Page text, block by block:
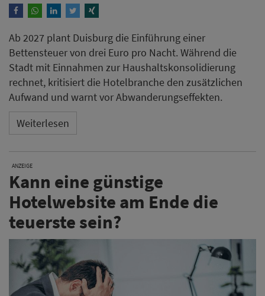
Ab 2027 plant Duisburg die Einführung einer
Bettensteuer von drei Euro pro Nacht. Während die
Stadt mit Einnahmen zur Haushaltskonsolidierung
rechnet, kritisiert die Hotelbranche den zusätzlichen
Aufwand und warnt vor Abwanderungseffekten.
Weiterlesen
ANZEIGE
Kann eine günstige
Hotelwebsite am Ende die
teuerste sein?